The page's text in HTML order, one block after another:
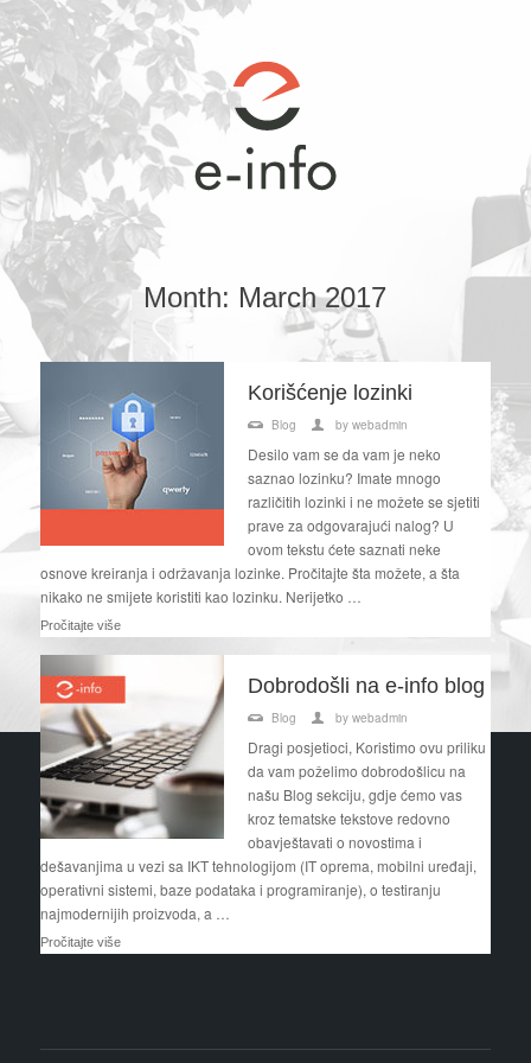
Month: March 2017
Korišćenje lozinki
Blog by webadmin
Desilo vam se da vam je neko
saznao lozinku? Imate mnogo
različitih lozinki i ne možete se sjetiti
prave za odgovarajući nalog? U
ovom tekstu ćete saznati neke
osnove kreiranja i održavanja lozinke. Pročitajte šta možete, a šta
nikako ne smijete koristiti kao lozinku. Nerijetko …
Pročitajte više
Dobrodošli na e-info blog
Blog by webadmin
Dragi posjetioci, Koristimo ovu priliku
da vam poželimo dobrodošlicu na
našu Blog sekciju, gdje ćemo vas
kroz tematske tekstove redovno
obavještavati o novostima i
dešavanjima u vezi sa IKT tehnologijom (IT oprema, mobilni uređaji,
operativni sistemi, baze podataka i programiranje), o testiranju
najmodernijih proizvoda, a …
Pročitajte više